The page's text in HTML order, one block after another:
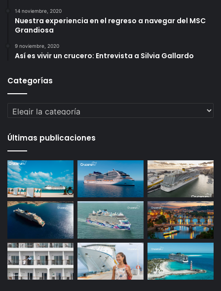
14 noviembre, 2020
Nuestra experiencia en el regreso a navegar del MSC
Grandiosa
9 noviembre, 2020
Así es vivir un crucero: Entrevista a Silvia Gallardo
Categorías
Categorías
Últimas publicaciones